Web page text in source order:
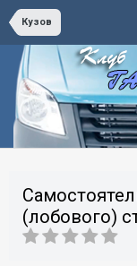
Кузов
(лобового)